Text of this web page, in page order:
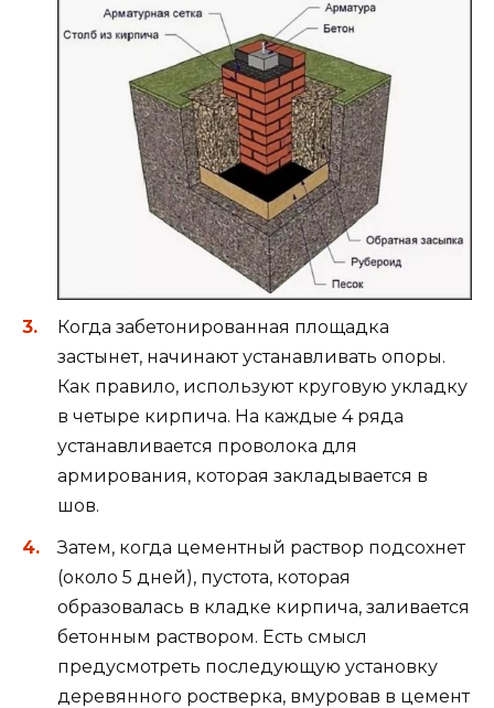
Когда забетонированная площадка
застынет, начинают устанавливать опоры.
Как правило, используют круговую укладку
в четыре кирпича. На каждые 4 ряда
устанавливается проволока для
армирования, которая закладывается в
шов.
Затем, когда цементный раствор подсохнет
(около 5 дней), пустота, которая
образовалась в кладке кирпича, заливается
бетонным раствором. Есть смысл
предусмотреть последующую установку
деревянного ростверка, вмуровав в цемент